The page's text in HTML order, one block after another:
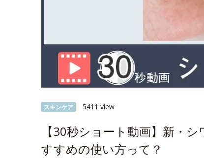
スキンケア 5411 view
【30秒ショート動画】新・
すすめの使い方って？